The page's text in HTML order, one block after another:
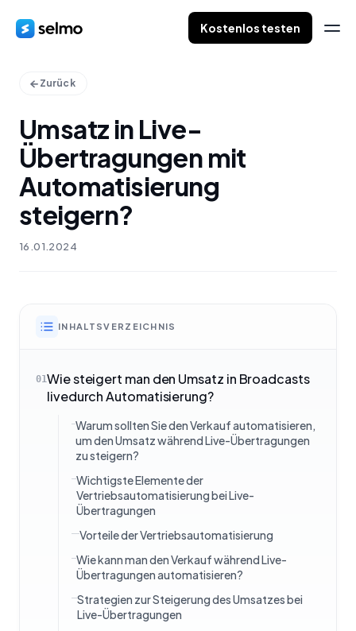
Kostenlos testen
Zurück
Umsatz in Live-
Übertragungen mit
Automatisierung
steigern?
16.01.2024
INHALTSVERZEICHNIS
01Wie steigert man den Umsatz in Broadcasts
livedurch Automatisierung?
Warum sollten Sie den Verkauf automatisieren,
um den Umsatz während Live-Übertragungen
zu steigern?
Wichtigste Elemente der
Vertriebsautomatisierung bei Live-
Übertragungen
Vorteile der Vertriebsautomatisierung
Wie kann man den Verkauf während Live-
Übertragungen automatisieren?
Strategien zur Steigerung des Umsatzes bei
Live-Übertragungen